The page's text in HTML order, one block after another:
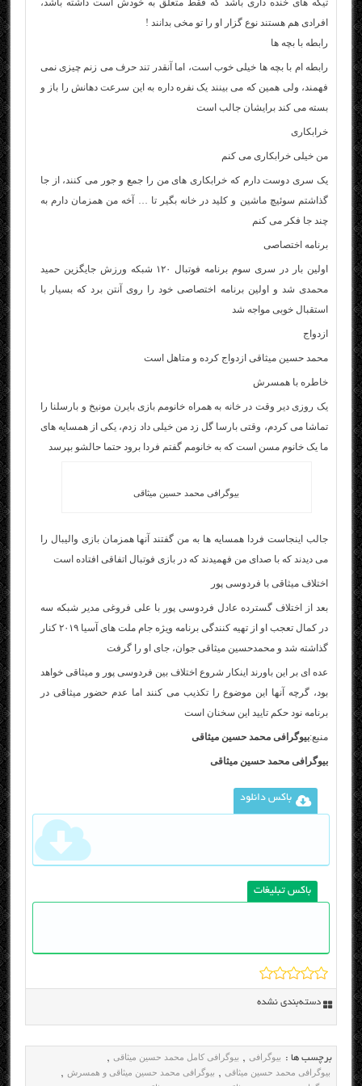
تیکه های خنده داری باشد که فقط متعلق به خودش است داشته باشد،
افرادی هم هستند نوع گزار او را تو مخی بدانند !
رابطه با بچه ها
رابطه ام با بچه ها خیلی خوب است، اما آنقدر تند حرف می زنم چیزی نمی
فهمند، ولی همین که می بینند یک نفره داره به این سرعت دهانش را باز و
بسته می کند برایشان جالب است
خرابکاری
من خیلی خرابکاری می کنم
یک سری دوست دارم که خرابکاری های من را جمع و جور می کنند، از جا
گذاشتم سوئیچ ماشین و کلید در خانه بگیر تا … آخه من همزمان دارم به
چند جا فکر می کنم
برنامه اختصاصی
اولین بار در سری سوم برنامه فوتبال ۱۲۰ شبکه ورزش جایگزین حمید
محمدی شد و اولین برنامه اختصاصی خود را روی آنتن برد که بسیار با
استقبال خوبی مواجه شد
ازدواج
محمد حسین میثاقی ازدواج کرده و متاهل است
خاطره با همسرش
یک روزی دیر وقت در خانه به همراه خانومم بازی بایرن مونیخ و بارسلنا را
تماشا می کردم، وقتی بارسا گل زد من خیلی داد زدم، یکی از همسایه های
ما یک خانوم مسن است که به خانومم گفتم فردا برود حتما حالشو بپرسد
بیوگرافی محمد حسین میثاقی
جالب اینجاست فردا همسایه ها به من گفتند آنها همزمان بازی والیبال را
می دیدند که با صدای من فهمیدند که در بازی فوتبال اتفاقی افتاده است
اختلاف میثاقی با فردوسی پور
بعد از اختلاف گسترده عادل فردوسی پور با علی فروغی مدیر شبکه سه
در کمال تعجب او از تهیه کنندگی برنامه ویژه جام ملت های آسیا ۲۰۱۹ کنار
گذاشته شد و محمدحسین میثاقی جوان، جای او را گرفت
عده ای بر این باورند اینکار شروع اختلاف بین فردوسی پور و میثاقی خواهد
بود، گرچه آنها این موضوع را تکذیب می کنند اما عدم حضور میثاقی در
برنامه نود حکم تایید این سخنان است
منبع:بیوگرافی محمد حسین میثاقی
بیوگرافی محمد حسین میثاقی
باکس دانلود
باکس تبلیغات
دسته‌بندی نشده
برچسب ها : بیوگرافی , بیوگرافی کامل محمد حسین میثاقی ,
بیوگرافی محمد حسین میثاقی , بیوگرافی محمد حسین میثاقی و همسرش ,